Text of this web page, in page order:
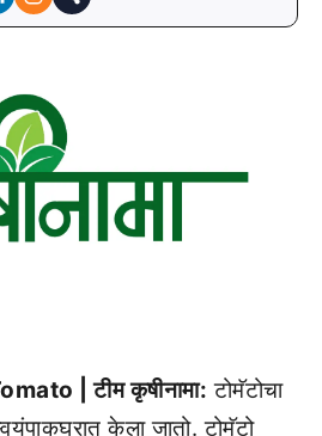
| टीम कृषीनामा: टोमॅटोचा
केला जातो. टोमॅटो